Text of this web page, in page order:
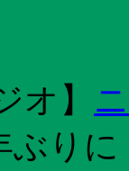
オ 】
ぶり